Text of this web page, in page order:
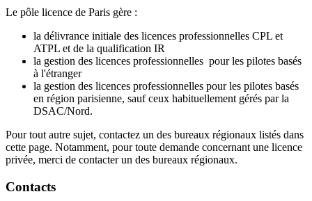
Le pôle licence de Paris gère :
la délivrance initiale des licences professionnelles CPL et
ATPL et de la qualification IR
la gestion des licences professionnelles pour les pilotes basés
à l'étranger
la gestion des licences professionnelles pour les pilotes basés
en région parisienne, sauf ceux habituellement gérés par la
DSAC/Nord.
Pour tout autre sujet, contactez un des bureaux régionaux listés dans
cette page. Notamment, pour toute demande concernant une licence
privée, merci de contacter un des bureaux régionaux.
Contacts